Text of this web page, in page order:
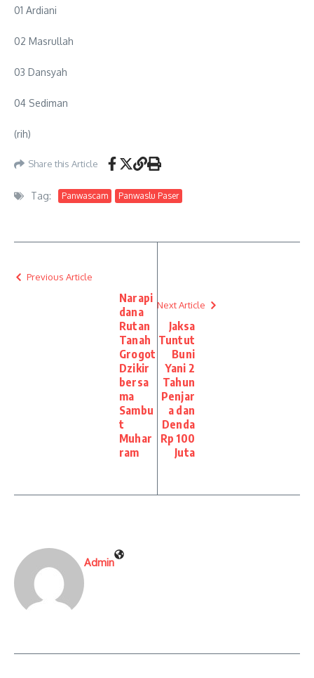
01 Ardiani
02 Masrullah
03 Dansyah
04 Sediman
(rih)
Share this Article
Tag: Panwascam Panwaslu Paser
Previous Article
Narapi
dana
Rutan
Tanah
Grogot
Dzikir
bersa
ma
Sambu
t
Muhar
ram
Next Article
Jaksa
Tuntut
Buni
Yani 2
Tahun
Penjar
a dan
Denda
Rp 100
Juta
Admin